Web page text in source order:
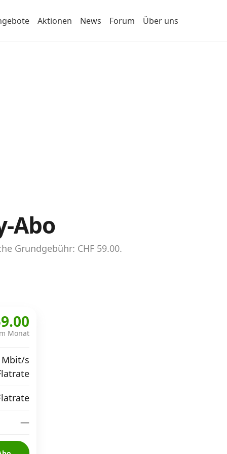
Aktionen News Forum Über uns
Abo
Grundgebühr: CHF 59.00.
Monat
Mbit/s
—